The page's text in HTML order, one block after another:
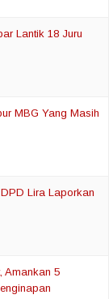
Lantik 18 Juru
MBG Yang Masih
Lira Laporkan
Amankan 5